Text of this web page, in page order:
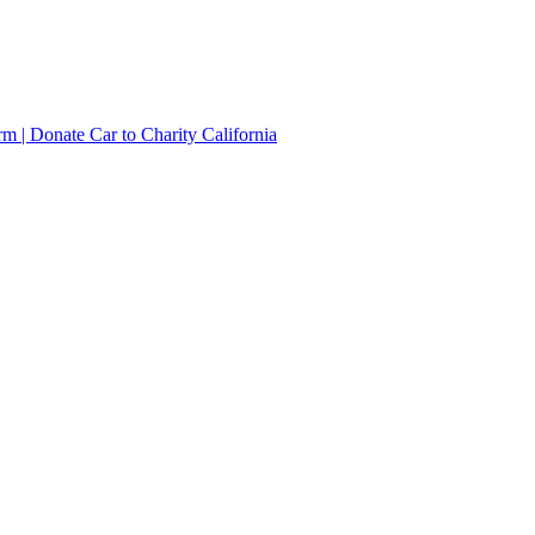
| Donate Car to Charity California